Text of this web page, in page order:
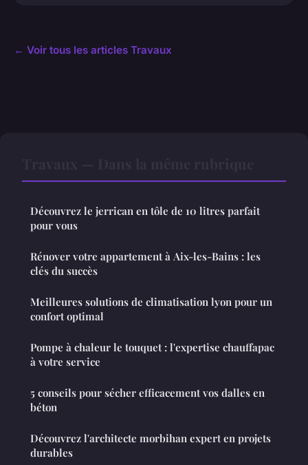
← Voir tous les articles Travaux
Découvrez le jerrican en tôle de 10 litres parfait
pour vous
Rénover votre appartement à Aix-les-Bains : les
clés du succès
Meilleures solutions de climatisation lyon pour un
confort optimal
Pompe à chaleur le touquet : l'expertise chauffapac
à votre service
5 conseils pour sécher efficacement vos dalles en
béton
Découvrez l'architecte morbihan expert en projets
durables